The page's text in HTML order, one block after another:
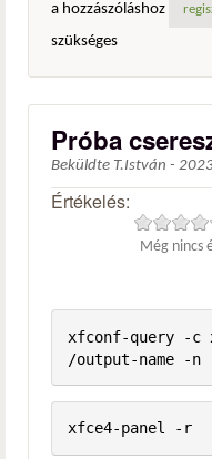
a hozzászóláshoz
szükséges
Próba
Beküldte T.István -
Értékelés:
Még nincs
xfconf-query -c
/output-name -
xfce4-panel -r